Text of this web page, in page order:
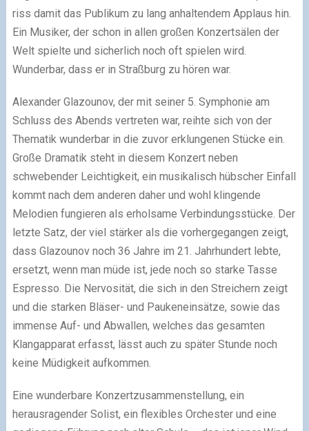
riss damit das Publikum zu lang anhaltendem Applaus hin.
Ein Musiker, der schon in allen großen Konzertsälen der
Welt spielte und sicherlich noch oft spielen wird.
Wunderbar, dass er in Straßburg zu hören war.
Alexander Glazounov, der mit seiner 5. Symphonie am
Schluss des Abends vertreten war, reihte sich von der
Thematik wunderbar in die zuvor erklungenen Stücke ein.
Große Dramatik steht in diesem Konzert neben
schwebender Leichtigkeit, ein musikalisch hübscher Einfall
kommt nach dem anderen daher und wohl klingende
Melodien fungieren als erholsame Verbindungsstücke. Der
letzte Satz, der viel stärker als die vorhergegangen zeigt,
dass Glazounov noch 36 Jahre im 21. Jahrhundert lebte,
ersetzt, wenn man müde ist, jede noch so starke Tasse
Espresso. Die Nervosität, die sich in den Streichern zeigt
und die starken Bläser- und Paukeneinsätze, sowie das
immense Auf- und Abwallen, welches das gesamten
Klangapparat erfasst, lässt auch zu später Stunde noch
keine Müdigkeit aufkommen.
Eine wunderbare Konzertzusammenstellung, ein
herausragender Solist, ein flexibles Orchester und eine